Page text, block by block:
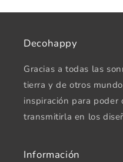
Decohappy
Gracias a todas las
tierra y de otros
inspiración para
transmitirla en los
Información